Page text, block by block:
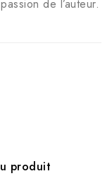
de l’auteur.
produit